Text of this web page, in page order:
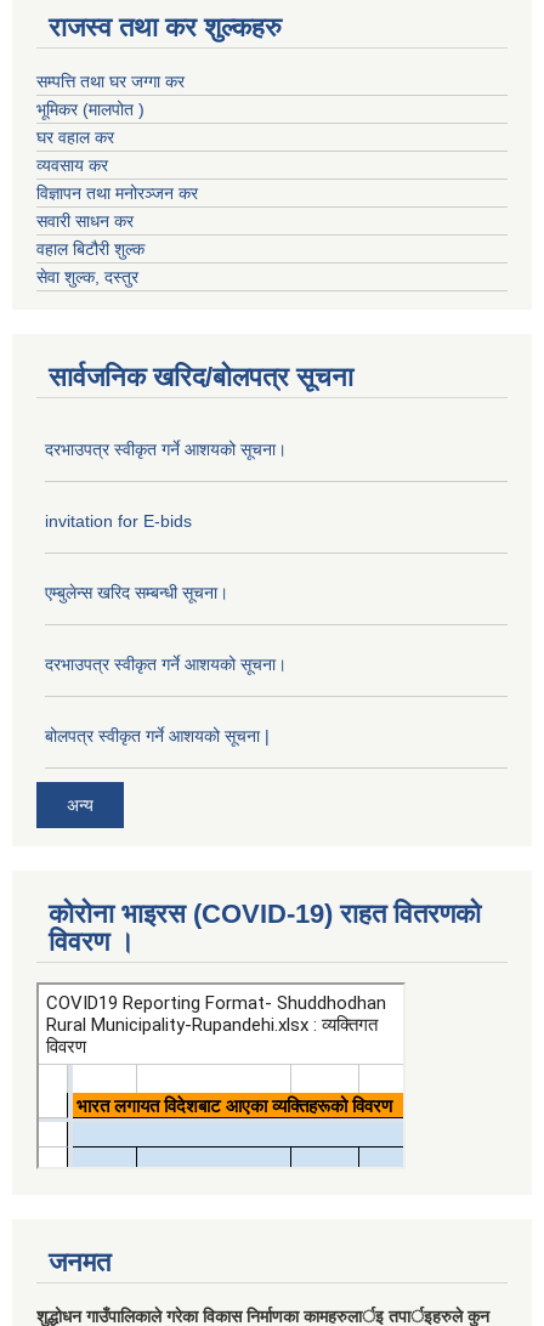
राजस्व तथा कर शुल्कहरु
सम्पत्ति तथा घर जग्गा कर
भूमिकर (मालपोत )
घर वहाल कर
व्यवसाय कर
विज्ञापन तथा मनोरञ्जन कर
सवारी साधन कर
वहाल बिटौरी शुल्क
सेवा शुल्क, दस्तुर
सार्वजनिक खरिद/बोलपत्र सूचना
दरभाउपत्र स्वीकृत गर्ने आशयको सूचना।
invitation for E-bids
एम्बुलेन्स खरिद सम्बन्धी सूचना।
दरभाउपत्र स्वीकृत गर्ने आशयको सूचना।
बोलपत्र स्वीकृत गर्ने आशयको सूचना |
अन्य
कोरोना भाइरस (COVID-19) राहत वितरणको
विवरण ।
जनमत
शुद्धोधन गाउँपालिकाले गरेका विकास निर्माणका कामहरुलार्इ तपार्इहरुले कुन